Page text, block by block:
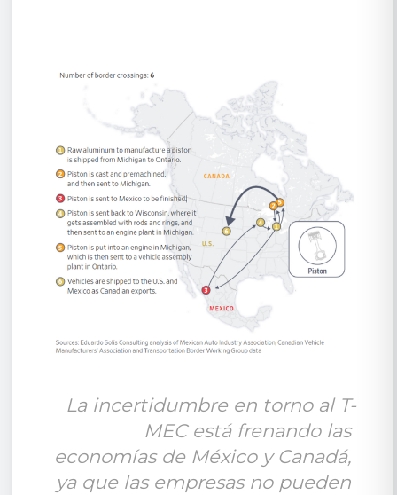
La incertidumbre en torno al T-
MEC está frenando las
economías de México y Canadá,
ya que las empresas no pueden